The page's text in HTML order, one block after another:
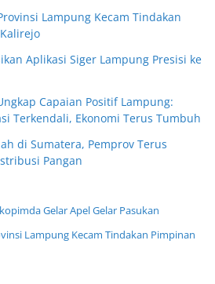
Lampung Kecam Tindakan
Aplikasi Siger Lampung Presisi ke
Capaian Positif Lampung:
Terkendali, Ekonomi Terus Tumbuh
di Sumatera, Pemprov Terus
Pangan
Gelar Apel Gelar Pasukan
Lampung Kecam Tindakan Pimpinan